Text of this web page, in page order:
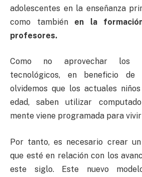
adolescentes en la enseñanza
como también en la
profesores.
Como no aprovechar los
tecnológicos, en beneficio de
olvidemos que los actuales
edad, saben utilizar
mente viene programada para
Por tanto, es necesario crear
que esté en relación con los
este siglo. Este nuevo